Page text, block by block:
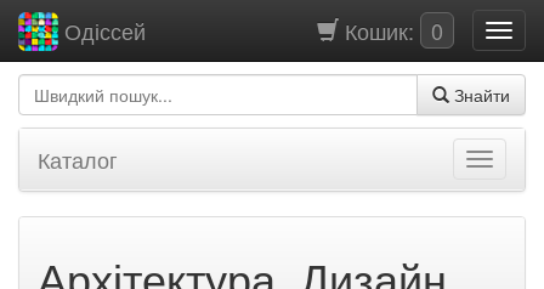
Кошик: 0
Одіссей
Знайти
Каталог